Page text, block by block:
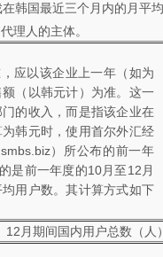
韩国最近三个月内的月平
理人的主体。
应以该企业上一年（如为
（以韩元计）为准。这一
的收入，而是指该企业在
韩元时，使用首尔外汇经
）所公布的前一年
是前一年度的10月至12月
用户数。其计算方式如下
月期间国内用户总数（人